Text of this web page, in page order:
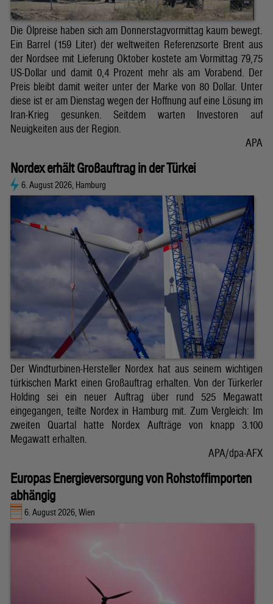
Die Ölpreise haben sich am Donnerstagvormittag kaum bewegt.
Ein Barrel (159 Liter) der weltweiten Referenzsorte Brent aus
der Nordsee mit Lieferung Oktober kostete am Vormittag 79,75
US-Dollar und damit 0,4 Prozent mehr als am Vorabend. Der
Preis bleibt damit weiter unter der Marke von 80 Dollar. Unter
diese ist er am Dienstag wegen der Hoffnung auf eine Lösung im
Iran-Krieg gesunken. Seitdem warten Investoren auf
Neuigkeiten aus der Region.
APA
Nordex erhält Großauftrag in der Türkei
6. August 2026, Hamburg
Der Windturbinen-Hersteller Nordex hat aus seinem wichtigen
türkischen Markt einen Großauftrag erhalten. Von der Türkerler
Holding sei ein neuer Auftrag über rund 525 Megawatt
eingegangen, teilte Nordex in Hamburg mit. Zum Vergleich: Im
zweiten Quartal hatte Nordex Aufträge von knapp 3.100
Megawatt erhalten.
APA/dpa-AFX
Europas Energieversorgung von Rohstoffimporten
abhängig
6. August 2026, Wien